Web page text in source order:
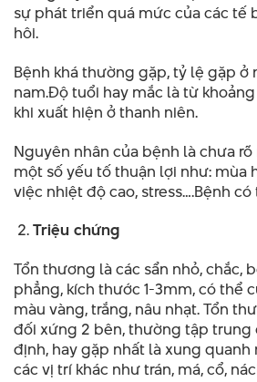
sự phát triển quá mức của các tế
hôi.
Bệnh khá thường gặp, tỷ lệ gặp ở
nam.Độ tuổi hay mắc là từ
khi xuất hiện ở thanh niên.
Nguyên nhân của bệnh là chưa
một số yếu tố thuận lợi như: mùa
việc nhiệt độ cao, stress….Bệnh
Triệu chứng
Tổn thương là các sẩn nhỏ, chắc,
phẳng, kích thước 1-3mm, có thể
màu vàng, trắng, nâu nhạt. Tổn
đối xứng 2 bên, thường tập trung
định, hay gặp nhất là xung quanh
các vị trí khác như trán, má, cổ,